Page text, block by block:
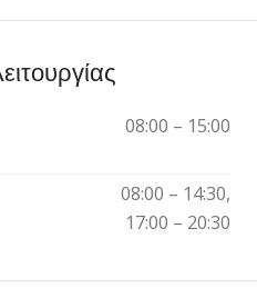
08:00 – 15:00
08:00 – 14:30,
17:00 – 20:30